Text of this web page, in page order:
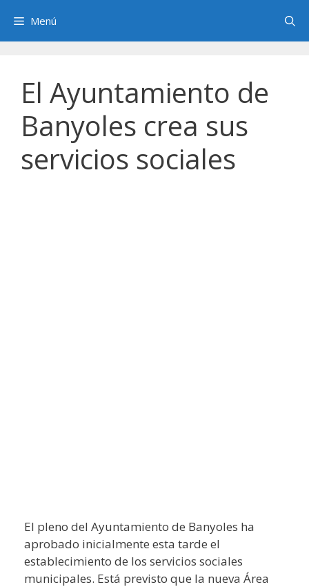
contenido
Menú
El Ayuntamiento de
Banyoles crea sus
servicios sociales
El pleno del Ayuntamiento de Banyoles ha
aprobado inicialmente esta tarde el
establecimiento de los servicios sociales
municipales. Está previsto que la nueva Área